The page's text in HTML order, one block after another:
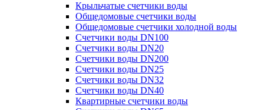
Крыльчатые счетчики воды
Общедомовые счетчики воды
Общедомовые счетчики холодной воды
Счетчики воды DN100
Счетчики воды DN20
Счетчики воды DN200
Счетчики воды DN25
Счетчики воды DN32
Счетчики воды DN40
Квартирные счетчики воды